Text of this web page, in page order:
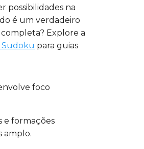
possibilidades na
é um verdadeiro
Explore a
Sudoku para guias
foco
e formações
amplo.